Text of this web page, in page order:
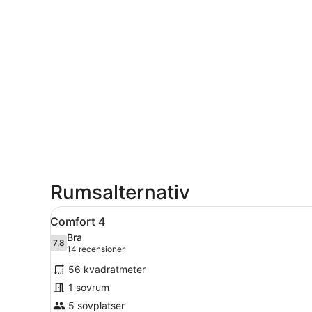
Rumsalternativ
Öppna
alla
foton
för
Comfort
4
En gul träbyggnad med en
15
Comfort 4
7,87,8 av 10
Bra
14 recensioner
(14 recensioner)
56 kvadratmeter
1 sovrum
5 sovplatser